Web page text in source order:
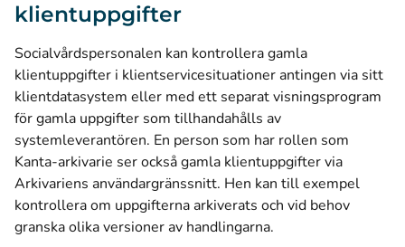
klientuppgifter
Socialvårdspersonalen kan kontrollera gamla
klientuppgifter i klientservicesituationer antingen via sitt
klientdatasystem eller med ett separat visningsprogram
för gamla uppgifter som tillhandahålls av
systemleverantören. En person som har rollen som
Kanta-arkivarie ser också gamla klientuppgifter via
Arkivariens användargränssnitt. Hen kan till exempel
kontrollera om uppgifterna arkiverats och vid behov
granska olika versioner av handlingarna.